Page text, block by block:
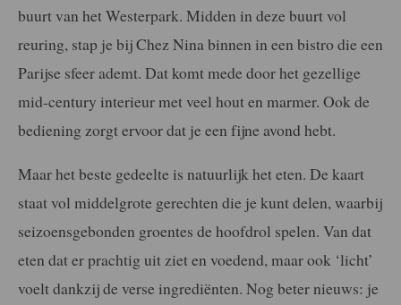
buurt van het Westerpark. Midden in deze buurt vol
reuring, stap je bij Chez Nina binnen in een bistro die een
Parijse sfeer ademt. Dat komt mede door het gezellige
mid-century interieur met veel hout en marmer. Ook de
bediening zorgt ervoor dat je een fijne avond hebt.
Maar het beste gedeelte is natuurlijk het eten. De kaart
staat vol middelgrote gerechten die je kunt delen, waarbij
seizoensgebonden groentes de hoofdrol spelen. Van dat
eten dat er prachtig uit ziet en voedend, maar ook ‘licht’
voelt dankzij de verse ingrediënten. Nog beter nieuws: je